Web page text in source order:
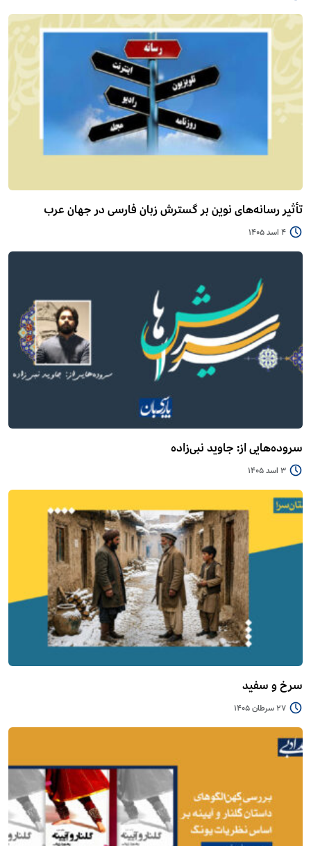
تأثیر رسانه‌های نوین بر گسترش زبان فارسی در جهان عرب
4 اسد 1405
سروده‌هایی از: جاوید نبی‌زاده
3 اسد 1405
سرخ و سفید
27 سرطان 1405